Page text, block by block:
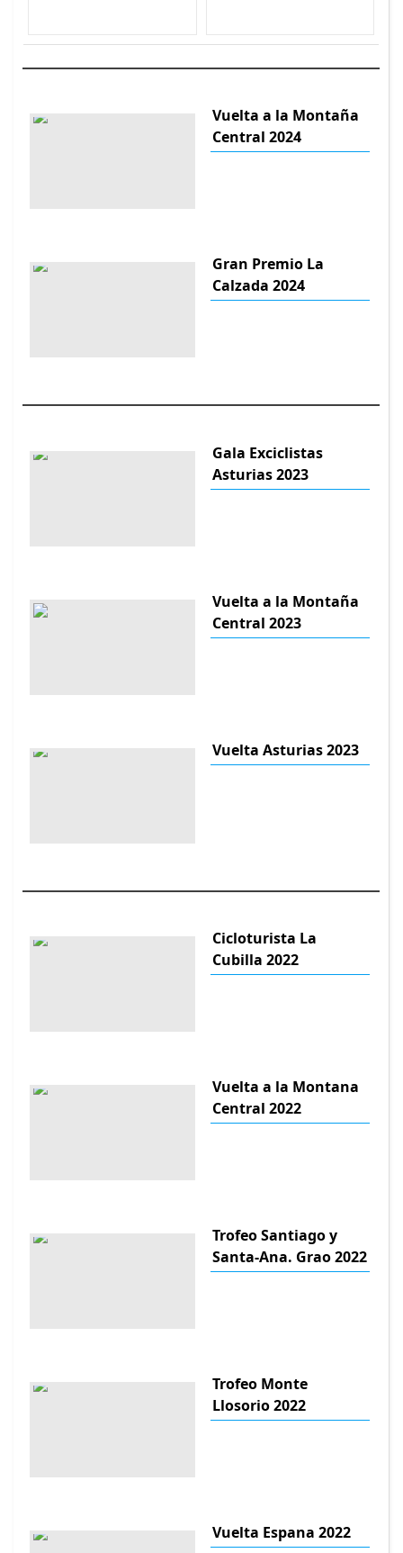
Vuelta a la Montaña
Central 2024
Gran Premio La
Calzada 2024
Gala Exciclistas
Asturias 2023
Vuelta a la Montaña
Central 2023
Vuelta Asturias 2023
Cicloturista La
Cubilla 2022
Vuelta a la Montana
Central 2022
Trofeo Santiago y
Santa-Ana. Grao 2022
Trofeo Monte
Llosorio 2022
Vuelta Espana 2022